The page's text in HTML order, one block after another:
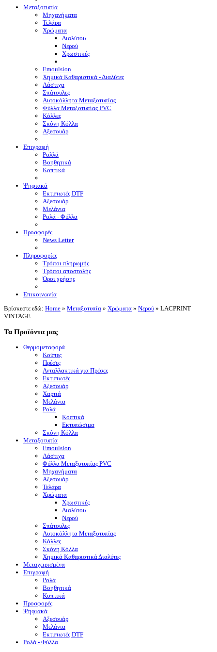
Μεταξοτυπία
Μηχανήματα
Τελάρα
Χρώματα
Διαλύτου
Νερού
Χρωστικές
Emoulsion
Χημικά Καθαριστικά - Διαλύτες
Λάστιχα
Σπάτουλες
Αυτοκόλλητα Μεταξοτυπίας
Φύλλα Μεταξοτυπίας PVC
Κόλλες
Σκόνη Κόλλα
Αξεσουάρ
Επιγραφή
Ρολλά
Βοηθητικά
Κοπτικά
Ψηφιακά
Eκτυπωτές DTF
Αξεσουάρ
Μελάνια
Ρολά - Φύλλα
Προσφορές
News Letter
Πληροφορίες
Τρόποι πληρωμής
Τρόποι αποστολής
Όροι χρήσης
Επικοινωνία
Βρίσκεστε εδώ: Home » Μεταξοτυπία » Χρώματα » Νερού » LACPRINT
VINTAGE
Τα Προϊόντα μας
Θερμομεταφορά
Κούπες
Πρέσες
Ανταλλακτικά για Πρέσες
Εκτυπωτές
Αξεσουάρ
Χαρτιά
Μελάνια
Ρολά
Κοπτικά
Εκτυπώσιμα
Σκόνη Κόλλα
Μεταξοτυπία
Emoulsion
Λάστιχα
Φύλλα Μεταξοτυπίας PVC
Μηχανήματα
Αξεσουάρ
Τελάρα
Χρώματα
Χρωστικές
Διαλύτου
Νερού
Σπάτουλες
Αυτοκόλλητα Μεταξοτυπίας
Κόλλες
Σκόνη Κόλλα
Χημικά Καθαριστικά Διαλύτες
Μεταχειρισμένα
Επιγραφή
Ρολά
Βοηθητικά
Κοπτικά
Προσφορές
Ψηφιακά
Αξεσουάρ
Μελάνια
Eκτυπωτές DTF
Ρολά - Φύλλα